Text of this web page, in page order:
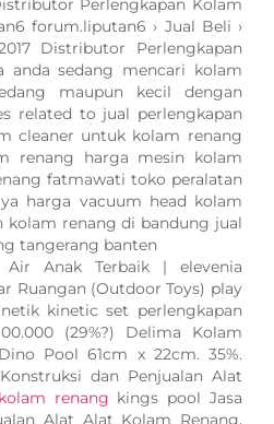
Perlengkapan Kolam
forum.liputan6 › Jual Beli ›
Distributor Perlengkapan
anda sedang mencari kolam
maupun kecil dengan
related to jual perlengkapan
cleaner untuk kolam renang
renang harga mesin kolam
fatmawati toko peralatan
harga vacuum head kolam
kolam renang di bandung jual
tangerang banten
Anak Terbaik | elevenia
Ruangan (Outdoor Toys) play
kinetic set perlengkapan
(29%?) Delima Kolam
Pool 61cm x 22cm. 35%.
dan Penjualan Alat
kolam renang kings pool Jasa
Alat Alat Kolam Renang,